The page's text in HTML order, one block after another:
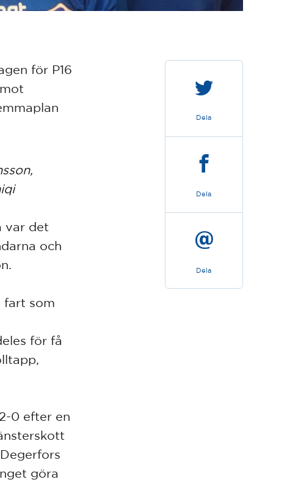
Dela
Dela
Dela
för P16
var det
och
fart som
för få
0 efter en
göra